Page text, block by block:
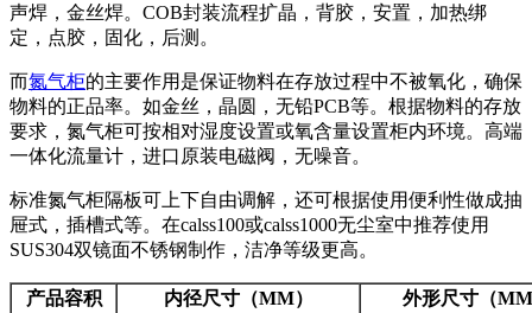
声焊，金丝焊。COB封装流程扩晶，背胶，安置，加热绑
定，点胶，固化，后测。
而氮气柜的主要作用是保证物料在存放过程中不被氧化，确保
物料的正品率。如金丝，晶圆，无铅PCB等。根据物料的存放
要求，氮气柜可按相对湿度设置或氧含量设置柜内环境。高端
一体化流量计，进口原装电磁阀，无噪音。
标准氮气柜隔板可上下自由调解，还可根据使用便利性做成抽
屉式，插槽式等。在calss100或calss1000无尘室中推荐使用
SUS304双镜面不锈钢制作，洁净等级更高。
产品容积 内径尺寸（MM）
外形尺寸（